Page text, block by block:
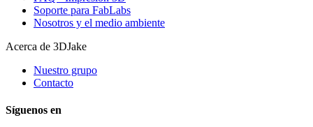
Soporte para FabLabs
Nosotros y el medio ambiente
Acerca de 3DJake
Nuestro grupo
Contacto
Síguenos en